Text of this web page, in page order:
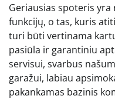
Geriausias spoteris
funkcijų, o tas, kuris
turi būti vertinama
pasiūla ir garantiniu
servisui, svarbus
garažui, labiau
pakankamas bazinis